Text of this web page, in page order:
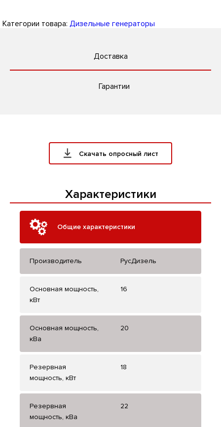
Категории товара: Дизельные генераторы
Доставка
Гарантии
Скачать опросный лист
Характеристики
Общие характеристики
Производитель РусДизель
Основная мощность,
кВт
16
Основная мощность,
кВа
20
Резервная
мощность, кВт
18
Резервная
мощность, кВа
22